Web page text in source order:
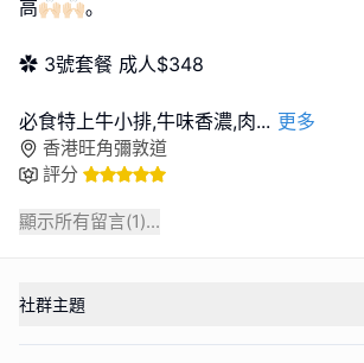
高🙌🏻🙌🏻｡
✿ 3號套餐 成人$348
必食特上牛小排,牛味香濃,肉... 更多
香港旺角彌敦道
評分
顯示所有留言(1)...
社群主題